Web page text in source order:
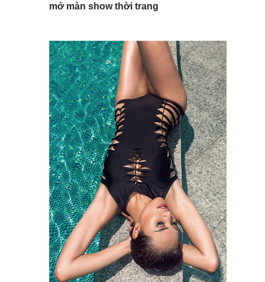
mở màn show thời trang